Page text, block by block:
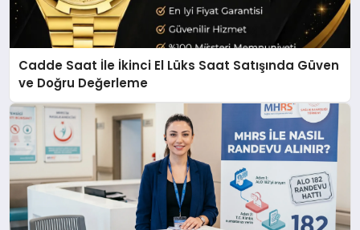
Cadde Saat İle İkinci El Lüks Saat Satışında Güven
ve Doğru Değerleme